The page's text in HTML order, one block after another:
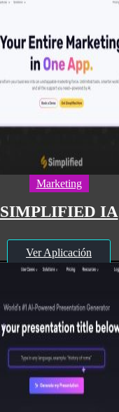
Marketing
SIMPLIFIED IA
Ver Aplicación